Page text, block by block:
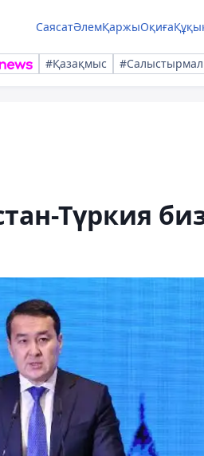
СаясатӘлемҚаржыОқиға
#Қазақмыс
Түркия